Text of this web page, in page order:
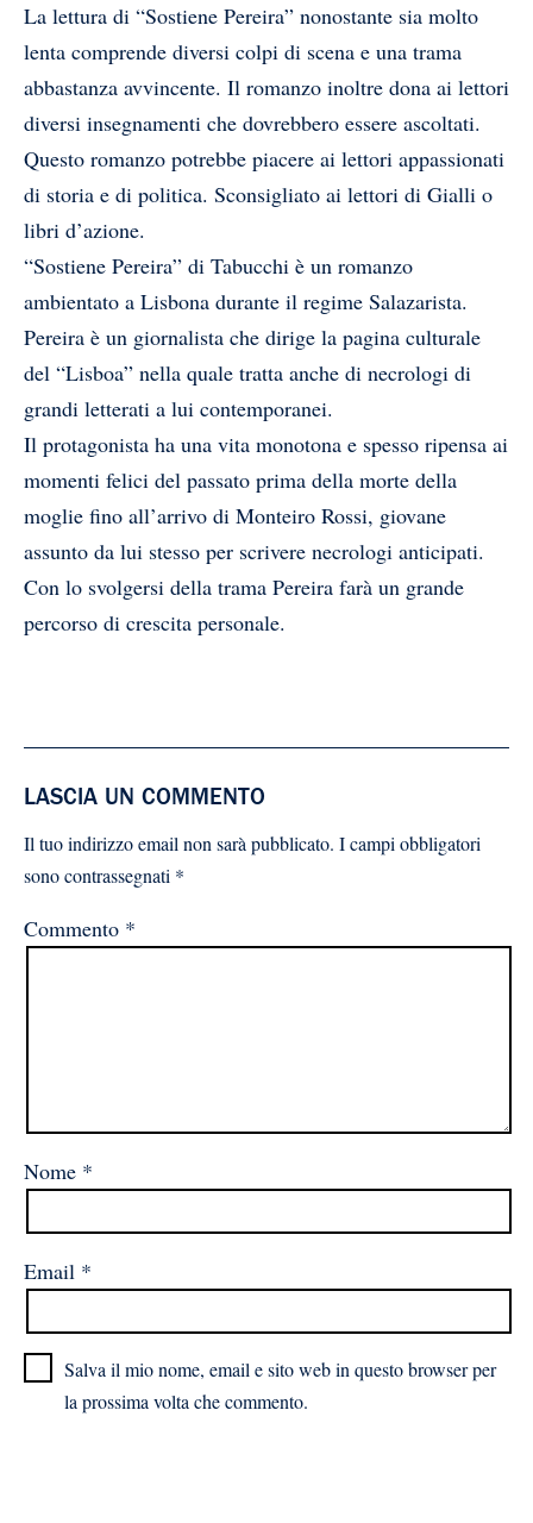
La lettura di “Sostiene Pereira” nonostante sia molto
lenta comprende diversi colpi di scena e una trama
abbastanza avvincente. Il romanzo inoltre dona ai lettori
diversi insegnamenti che dovrebbero essere ascoltati.
Questo romanzo potrebbe piacere ai lettori appassionati
di storia e di politica. Sconsigliato ai lettori di Gialli o
libri d’azione.
“Sostiene Pereira” di Tabucchi è un romanzo
ambientato a Lisbona durante il regime Salazarista.
Pereira è un giornalista che dirige la pagina culturale
del “Lisboa” nella quale tratta anche di necrologi di
grandi letterati a lui contemporanei.
Il protagonista ha una vita monotona e spesso ripensa ai
momenti felici del passato prima della morte della
moglie fino all’arrivo di Monteiro Rossi, giovane
assunto da lui stesso per scrivere necrologi anticipati.
Con lo svolgersi della trama Pereira farà un grande
percorso di crescita personale.
LASCIA UN COMMENTO
Il tuo indirizzo email non sarà pubblicato. I campi obbligatori
sono contrassegnati *
Commento *
Nome *
Email *
Salva il mio nome, email e sito web in questo browser per
la prossima volta che commento.